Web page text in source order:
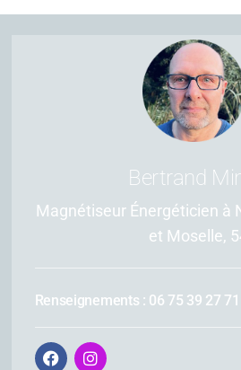
Bertrand
Magnétiseur Énergéticien à
et Moselle,
Renseignements : 06 75 39 27 71